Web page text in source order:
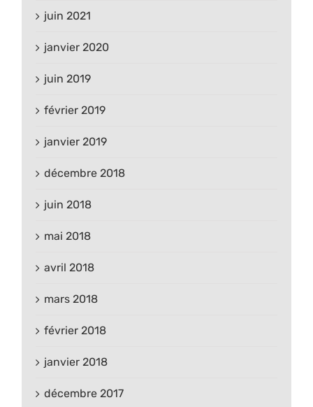
juin 2021
janvier 2020
juin 2019
février 2019
janvier 2019
décembre 2018
juin 2018
mai 2018
avril 2018
mars 2018
février 2018
janvier 2018
décembre 2017